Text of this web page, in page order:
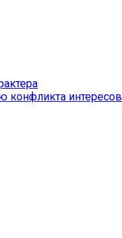
конфликта интересов